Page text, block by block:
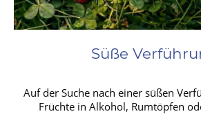
Süße
Auf der Suche nach einer süßen
Früchte in Alkohol, Rumtöpfen